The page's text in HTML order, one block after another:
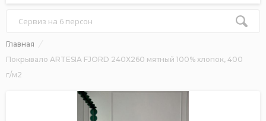
Сервиз на 6 персон
Главная
Покрывало ARTESIA FJORD 240Х260 мятный 100% хлопок, 400
г/м2